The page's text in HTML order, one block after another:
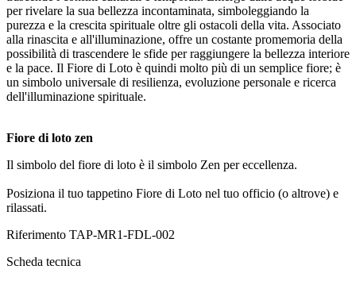
per rivelare la sua bellezza incontaminata, simboleggiando la
purezza e la crescita spirituale oltre gli ostacoli della vita. Associato
alla rinascita e all'illuminazione, offre un costante promemoria della
possibilità di trascendere le sfide per raggiungere la bellezza interiore
e la pace. Il Fiore di Loto è quindi molto più di un semplice fiore; è
un simbolo universale di resilienza, evoluzione personale e ricerca
dell'illuminazione spirituale.
Fiore di loto zen
Il simbolo del fiore di loto è il simbolo Zen per eccellenza.
Posiziona il tuo tappetino Fiore di Loto nel tuo officio (o altrove) e
rilassati.
Riferimento TAP-MR1-FDL-002
Scheda tecnica